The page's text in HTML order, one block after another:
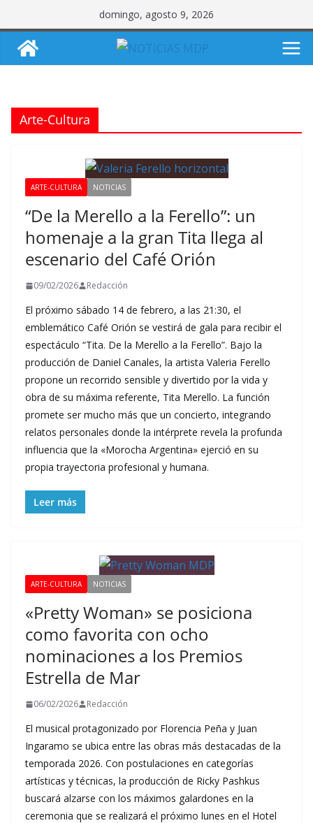
al
contenido
domingo, agosto 9, 2026
Arte-Cultura
ARTE-CULTURA NOTICIAS
“De la Merello a la Ferello”: un
homenaje a la gran Tita llega al
escenario del Café Orión
09/02/2026 Redacción
El próximo sábado 14 de febrero, a las 21:30, el
emblemático Café Orión se vestirá de gala para recibir el
espectáculo “Tita. De la Merello a la Ferello”. Bajo la
producción de Daniel Canales, la artista Valeria Ferello
propone un recorrido sensible y divertido por la vida y
obra de su máxima referente, Tita Merello. La función
promete ser mucho más que un concierto, integrando
relatos personales donde la intérprete revela la profunda
influencia que la «Morocha Argentina» ejerció en su
propia trayectoria profesional y humana.
Leer más
ARTE-CULTURA NOTICIAS
«Pretty Woman» se posiciona
como favorita con ocho
nominaciones a los Premios
Estrella de Mar
06/02/2026 Redacción
El musical protagonizado por Florencia Peña y Juan
Ingaramo se ubica entre las obras más destacadas de la
temporada 2026. Con postulaciones en categorías
artísticas y técnicas, la producción de Ricky Pashkus
buscará alzarse con los máximos galardones en la
ceremonia que se realizará el próximo lunes en el Hotel